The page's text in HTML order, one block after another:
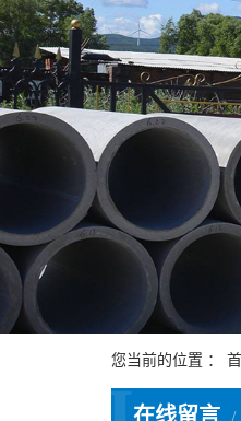
您当前的位置 ：
在线留言